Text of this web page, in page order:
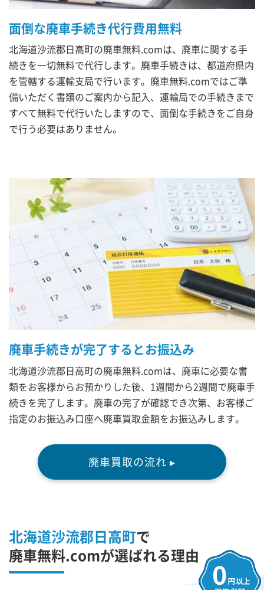
面倒な廃車手続き代行費用無料
北海道沙流郡日高町の廃車無料.comは、廃車に関する手
続きを一切無料で代行します。廃車手続きは、都道府県内
を管轄する運輸支局で行います。廃車無料.comではご準
備いただく書類のご案内から記入、運輸局での手続きまで
すべて無料で代行いたしますので、面倒な手続きをご自身
で行う必要はありません。
廃車手続きが完了するとお振込み
北海道沙流郡日高町の廃車無料.comは、廃車に必要な書
類をお客様からお預かりした後、1週間から2週間で廃車手
続きを完了します。廃車の完了が確認でき次第、お客様ご
指定のお振込み口座へ廃車買取金額をお振込みします。
廃車買取の流れ ▸
北海道沙流郡日高町で
廃車無料.comが選ばれる理由